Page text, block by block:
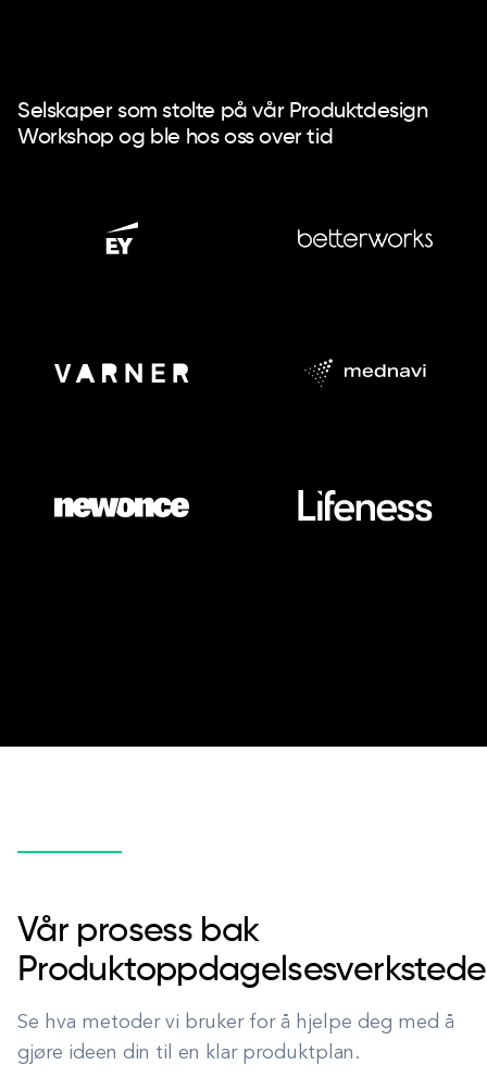
Selskaper som stolte på vår Produktdesign
Workshop og ble hos oss over tid
Vår prosess bak
Se hva metoder vi bruker for å hjelpe deg med å
gjøre ideen din til en klar produktplan.